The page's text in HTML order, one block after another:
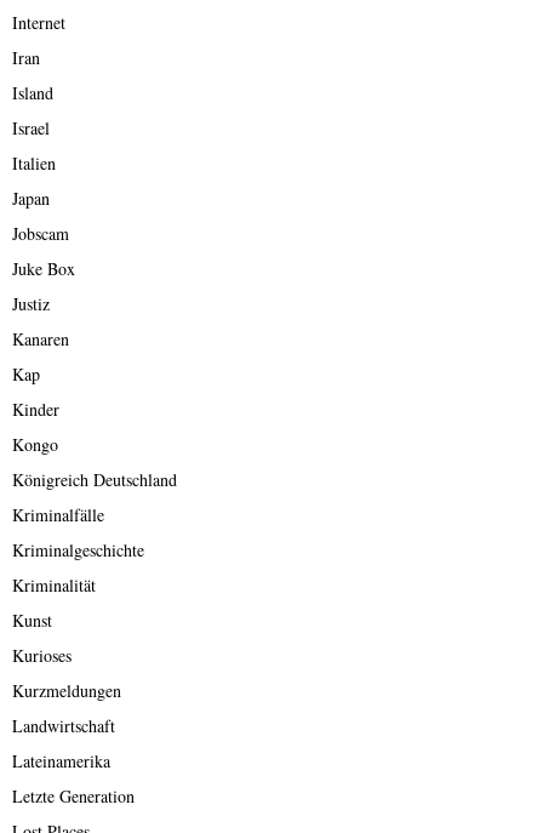
Internet
Iran
Island
Israel
Italien
Japan
Jobscam
Juke Box
Justiz
Kanaren
Kap
Kinder
Kongo
Königreich Deutschland
Kriminalfälle
Kriminalgeschichte
Kriminalität
Kunst
Kurioses
Kurzmeldungen
Landwirtschaft
Lateinamerika
Letzte Generation